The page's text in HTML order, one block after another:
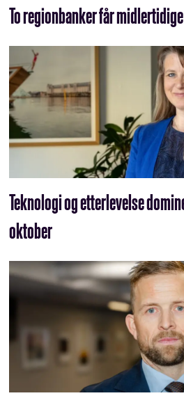
To regionbanker får
Teknologi og etterlevelse
oktober